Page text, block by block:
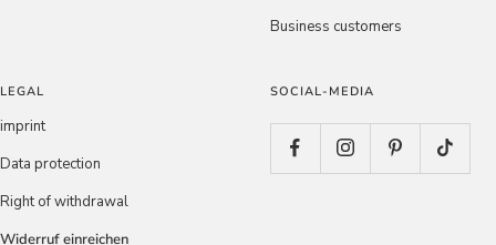
Business customers
LEGAL
imprint
Data protection
Right of withdrawal
Widerruf einreichen
SOCIAL-MEDIA